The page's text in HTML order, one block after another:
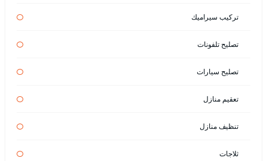
تركيب سيراميك
تصليح تلفونات
تصليح سيارات
تعقيم منازل
تنظيف منازل
ثلاجات